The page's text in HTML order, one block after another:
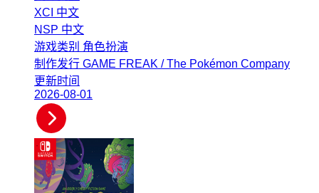
XCI 中文
NSP 中文
游戏类别 角色扮演
制作发行 GAME FREAK / The Pokémon Company
更新时间
2026-08-01